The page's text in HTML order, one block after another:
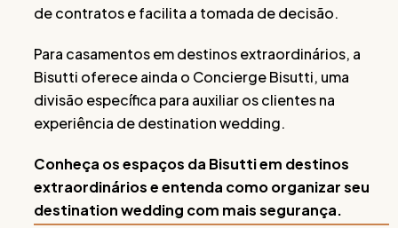
de contratos e facilita a tomada de decisão.
Para casamentos em destinos extraordinários, a
Bisutti oferece ainda o Concierge Bisutti, uma
divisão específica para auxiliar os clientes na
experiência de destination wedding.
Conheça os espaços da Bisutti em destinos
extraordinários e entenda como organizar seu
destination wedding com mais segurança.